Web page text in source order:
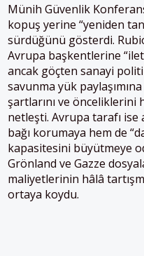
Münih Güvenlik
kopuş yerine “yeniden
sürdüğünü gösterdi.
Avrupa başkentlerine
ancak göçten sanayi
savunma yük
şartlarını ve önceliklerini
netleşti. Avrupa tarafı ise
bağı korumaya hem de
kapasitesini büyütmeye
Grönland ve Gazze
maliyetlerinin hâlâ
ortaya koydu.